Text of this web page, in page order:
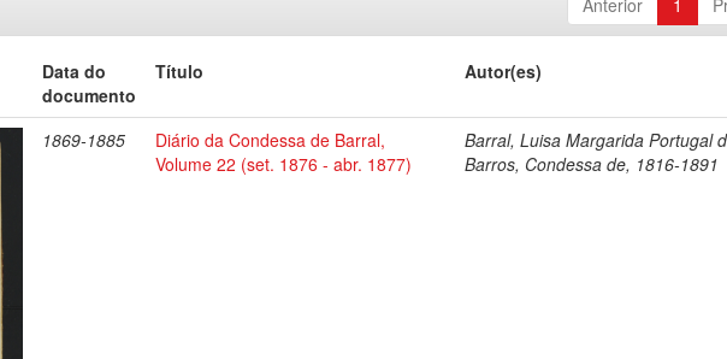
Anterior 1
Data do
documento
Título Autor(es)
1869-1885
Diário da Condessa de Barral,
Volume 22 (set. 1876 - abr. 1877)
Barral, Luisa Margarida Portugal
Barros, Condessa de, 1816-1891